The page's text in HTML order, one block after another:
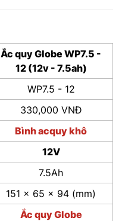
Ắc quy Globe WP7.5 -
12 (12v - 7.5ah)
WP7.5 - 12
330,000 VNĐ
Bình acquy khô
12V
7.5Ah
151 x 65 x 94 (mm)
Ắc quy Globe